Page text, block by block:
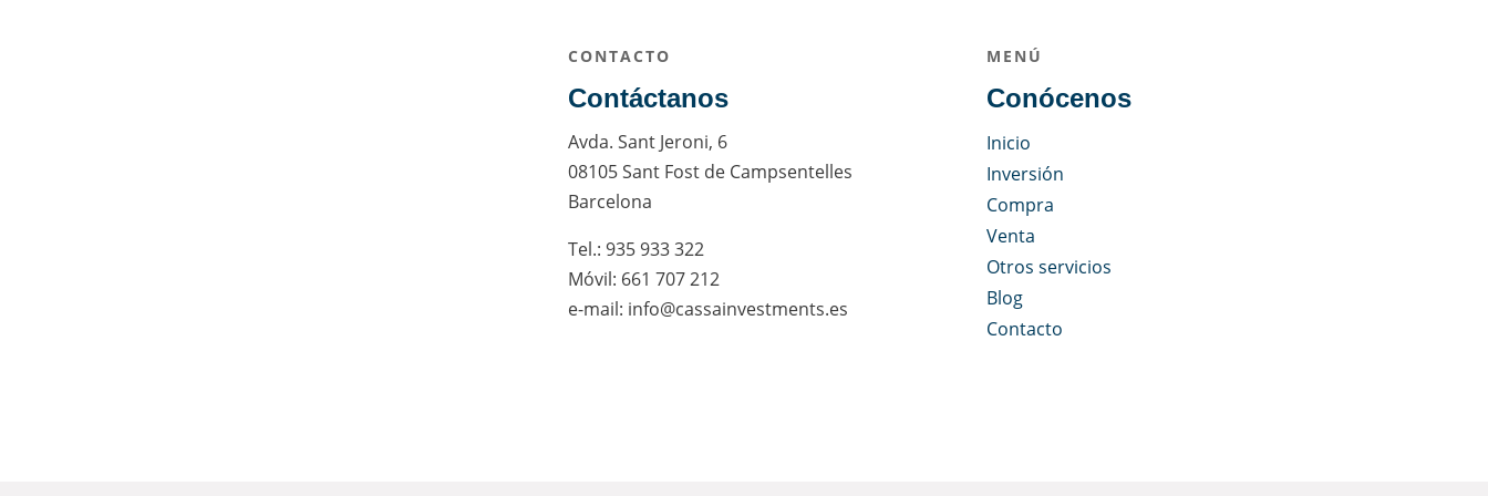
CONTACTO
Contáctanos
Avda. Sant Jeroni, 6
08105 Sant Fost de Campsentelles
Barcelona
Tel.: 935 933 322
Móvil: 661 707 212
e-mail: info@cassainvestments.es
MENÚ
Conócenos
Inicio
Inversión
Compra
Venta
Otros servicios
Blog
Contacto